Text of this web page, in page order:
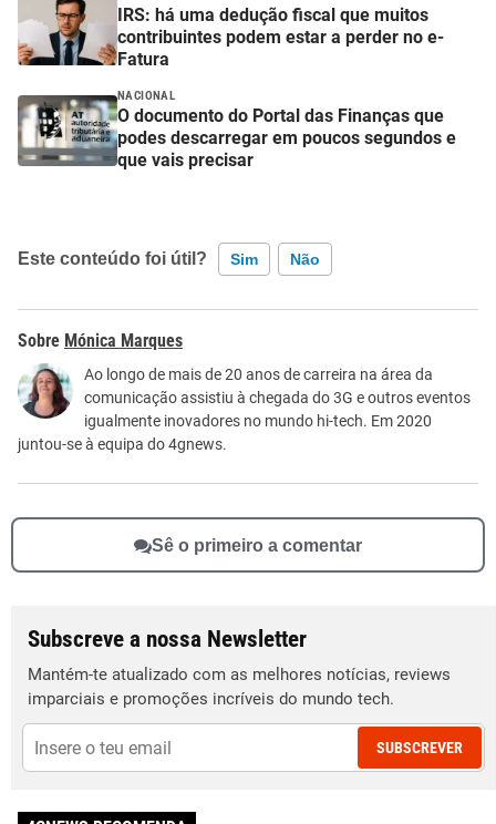
IRS: há uma dedução fiscal que muitos
contribuintes podem estar a perder no e-
Fatura
NACIONAL
O documento do Portal das Finanças que
podes descarregar em poucos segundos e
que vais precisar
Este conteúdo foi útil? Sim Não
Este conteúdo contém informação incorreta
Este conteúdo não tem a informação que procuro
Outro
Mónica Marques
Ao longo de mais de 20 anos de carreira na área da
comunicação assistiu à chegada do 3G e outros eventos
igualmente inovadores no mundo hi-tech. Em 2020
juntou-se à equipa do 4gnews.
Sê o primeiro a comentar
Subscreve a nossa Newsletter
Mantém-te atualizado com as melhores notícias, reviews
imparciais e promoções incríveis do mundo tech.
SUBSCREVER